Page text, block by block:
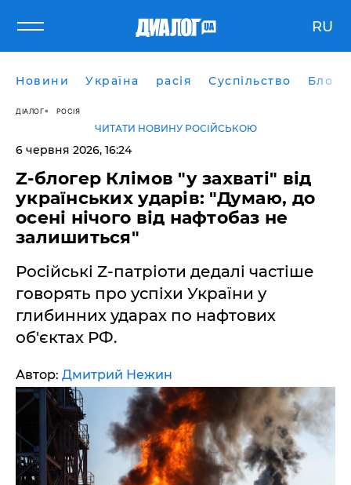
RU
Новини Україна расія Суспільство Блоги
ДІАЛОГ РОСІЯ
ЧИТАТИ НОВИНУ РОСІЙСЬКОЮ
6 червня 2026, 16:24
Z-блогер Клімов "у захваті" від
українських ударів: "Думаю, до
осені нічого від нафтобаз не
залишиться"
Російські Z-патріоти дедалі частіше
говорять про успіхи України у
глибинних ударах по нафтових
об'єктах РФ.
Автор: Дмитрий Нежин